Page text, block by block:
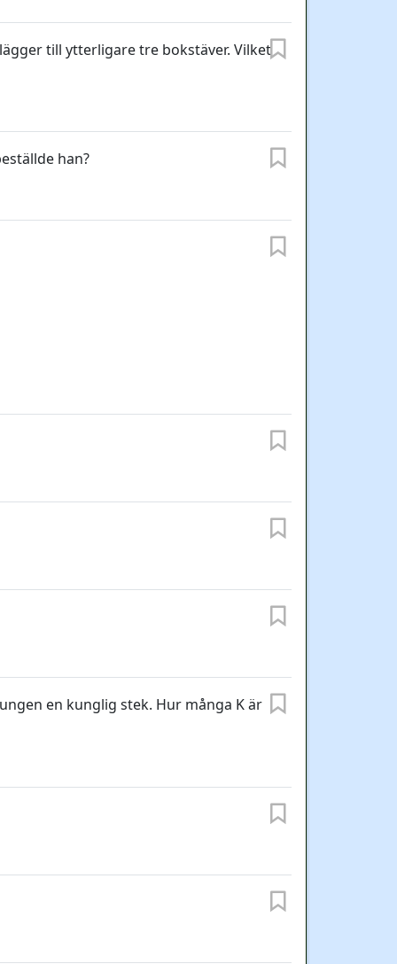
till ytterligare tre bokstäver. Vilket
han?
en kunglig stek. Hur många K är